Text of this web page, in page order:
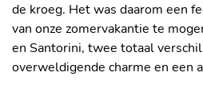
de kroeg. Het was daarom een
van onze zomervakantie te
en Santorini, twee totaal
overweldigende charme en een